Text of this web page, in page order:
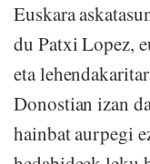
Euskara
du Patxi Lopez,
eta
Donostian izan
hainbat aurpegi